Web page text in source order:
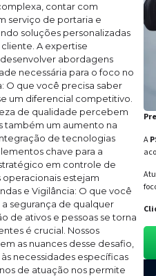
contar com
serviço de portaria e
soluções personalizadas
A expertise
abordagens
necessária para o foco no
O que você precisa saber
um diferencial competitivo.
de qualidade percebem
também um aumento na
de tecnologias
chave para a
em controle de
operacionais estejam
e Vigilância: O que você
segurança de qualquer
de ativos e pessoas se torna
é crucial. Nossos
as nuances desse desafio,
necessidades específicas
de atuação nos permite
A